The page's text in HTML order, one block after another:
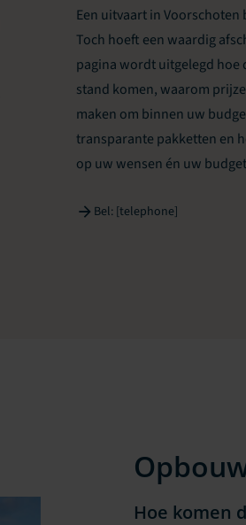
Een uitvaart in
Toch hoeft een waardig
pagina wordt uitgelegd hoe
stand komen, waarom
maken om binnen uw
transparante pakketten en
op uw wensen én uw
Bel: [telephone]
Hoe komen